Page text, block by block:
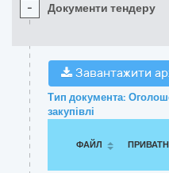
- Документи тендеру
Завантажити
Тип документа:
закупівлі
ФАЙЛ